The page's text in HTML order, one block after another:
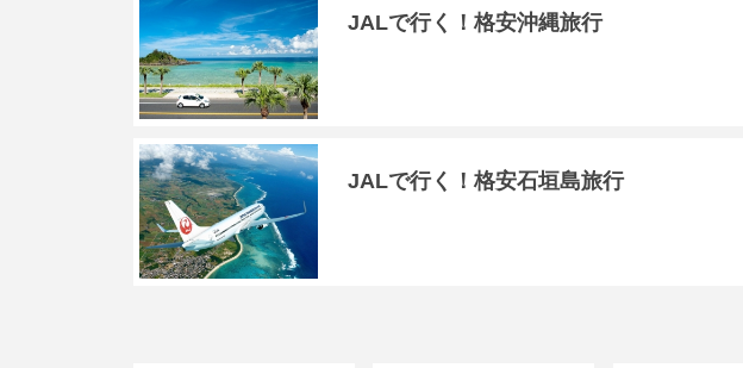
JALで行く！格安沖縄旅行
JALで行く！格安石垣島旅行